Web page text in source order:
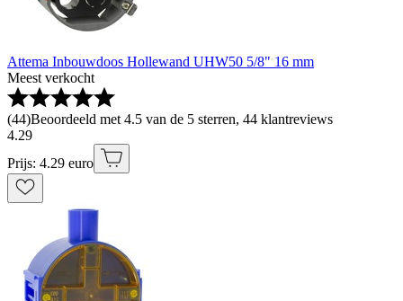
Attema Inbouwdoos Hollewand UHW50 5/8" 16 mm
Meest verkocht
(44)Beoordeeld met 4.5 van de 5 sterren, 44 klantreviews
4.29
Prijs: 4.29 euro